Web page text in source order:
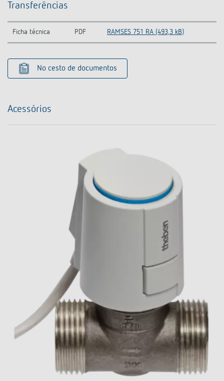
Transferências
Ficha técnica PDF RAMSES 751 RA (493,3 kB)
No cesto de documentos
Acessórios